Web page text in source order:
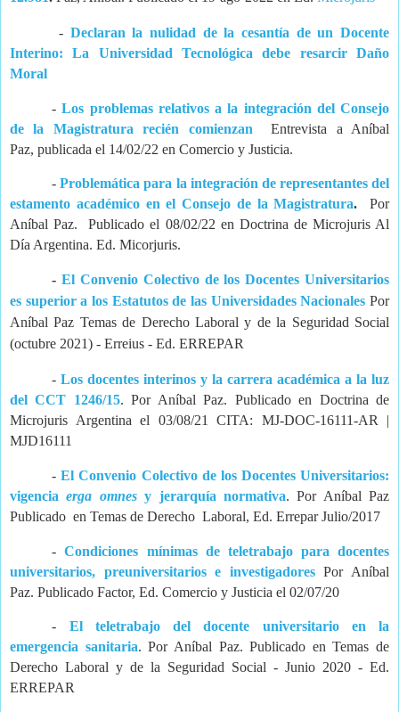
- Declaran la nulidad de la cesantía de un Docente
Interino: La Universidad Tecnológica debe resarcir Daño
Moral
-Los problemas relativos a la integración del Consejo
de la Magistratura recién comienzan Entrevista a Aníbal
Paz, publicada el 14/02/22 en Comercio y Justicia.
-Problemática para la integración de representantes del
estamento académico en el Consejo de la Magistratura.Por
Aníbal Paz. Publicado el 08/02/22 en Doctrina de Microjuris Al
Día Argentina. Ed. Micorjuris.
-El Convenio Colectivo de los Docentes Universitarios
es superior a los Estatutos de las Universidades Nacionales Por
Aníbal Paz Temas de Derecho Laboral y de la Seguridad Social
(octubre 2021) - Erreius - Ed. ERREPAR
-Los docentes interinos y la carrera académica a la luz
del CCT 1246/15. Por Aníbal Paz. Publicado en Doctrina de
Microjuris Argentina el 03/08/21 CITA: MJ-DOC-16111-AR |
MJD16111
-El Convenio Colectivo de los Docentes Universitarios:
vigenciaerga omnesy jerarquía normativa. Por Aníbal Paz
Publicado en Temas de Derecho Laboral, Ed. Errepar Julio/2017
-Condiciones mínimas de teletrabajo para docentes
universitarios, preuniversitarios e investigadores Por Aníbal
Paz. Publicado Factor, Ed. Comercio y Justicia el 02/07/20
- El teletrabajo del docente universitario en la
emergencia sanitaria. Por Aníbal Paz. Publicado en Temas de
Derecho Laboral y de la Seguridad Social - Junio 2020 - Ed.
ERREPAR